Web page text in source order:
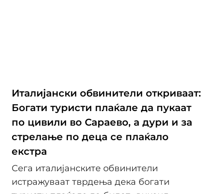
Италијански обвинители откриваат:
Богати туристи плаќале да пукаат
по цивили во Сараево, а дури и за
стрелање по деца се плаќало
екстра
Сега италијанските обвинители
истражуваат тврдења дека богати